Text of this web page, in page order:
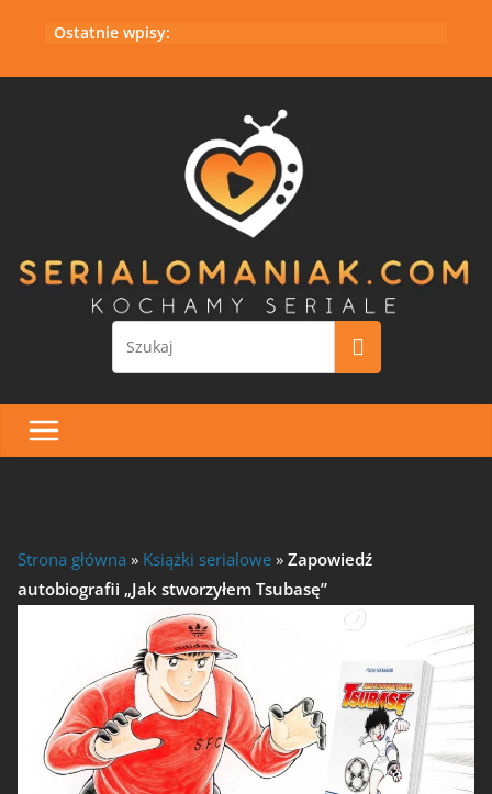
Ostatnie wpisy:
Strona główna » Książki serialowe » Zapowiedź
autobiografii „Jak stworzyłem Tsubasę”